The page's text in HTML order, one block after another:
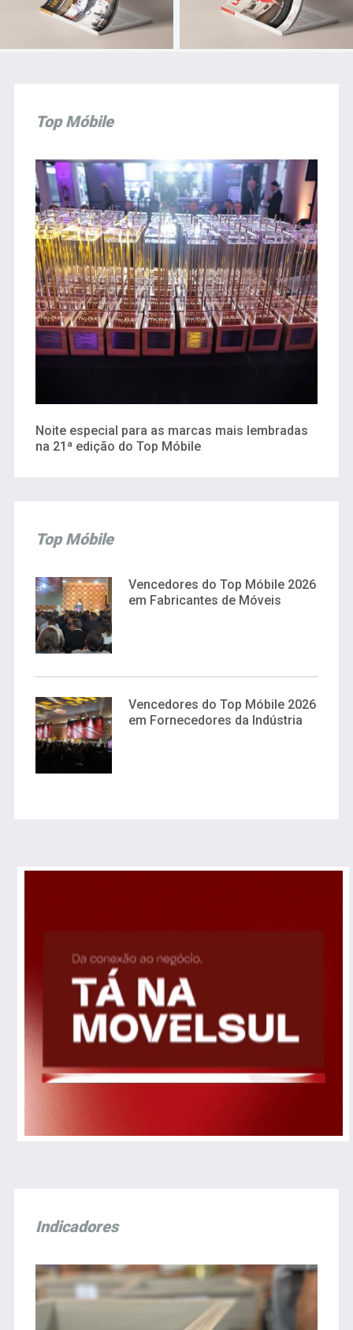
Top Móbile
Noite especial para as marcas mais lembradas
na 21ª edição do Top Móbile
Top Móbile
Vencedores do Top Móbile 2026
em Fabricantes de Móveis
Vencedores do Top Móbile 2026
em Fornecedores da Indústria
Indicadores